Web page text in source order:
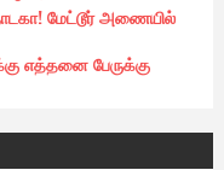
மேட்டூர் அணையில்
எத்தனை பேருக்கு